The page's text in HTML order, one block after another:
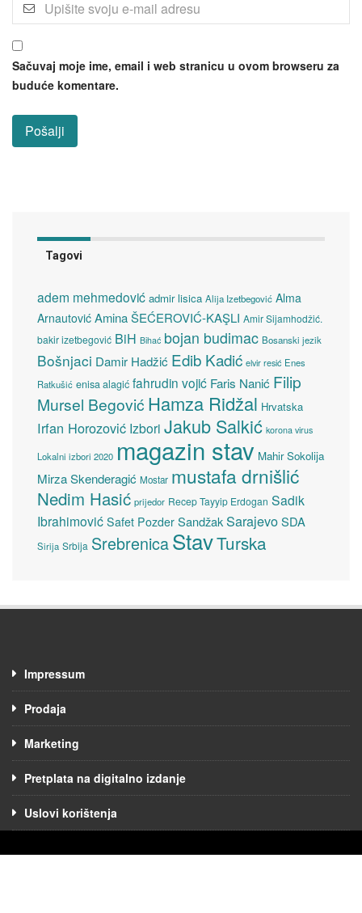
Sačuvaj moje ime, email i web stranicu u ovom browseru za
buduće komentare.
Tagovi
adem mehmedović admir lisica Alija Izetbegović Alma
Arnautović Amina ŠEĆEROVIĆ-KAŞLI Amir Sijamhodžić.
bakir izetbegović BiH Bihać bojan budimac Bosanski jezik
Bošnjaci Damir Hadžić Edib Kadić elvir resić Enes
Ratkušić enisa alagić fahrudin vojić Faris Nanić Filip
Mursel Begović Hamza Ridžal Hrvatska
Irfan Horozović Izbori Jakub Salkić korona virus
Lokalni izbori 2020 magazin stav Mahir Sokolija
Mirza Skenderagić Mostar mustafa drnišlić
Nedim Hasić prijedor Recep Tayyip Erdogan Sadik
Ibrahimović Safet Pozder SandžakSarajevoSDA
Sirija Srbija SrebrenicaStavTurska
Impressum
Prodaja
Marketing
Pretplata na digitalno izdanje
Uslovi korištenja